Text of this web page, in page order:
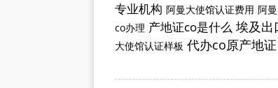
专业机构 阿曼大使馆认证费用 阿
co办理 产地证co是什么 埃及出
大使馆认证样板 代办co原产地证